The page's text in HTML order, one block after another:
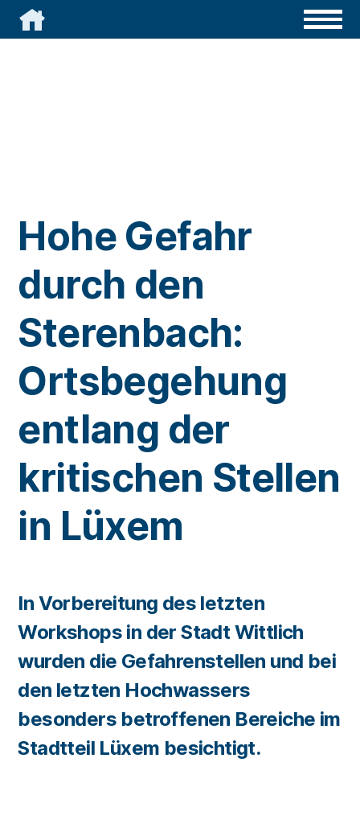

Hohe Gefahr
durch den
Sterenbach:
Ortsbegehung
entlang der
kritischen Stellen
in Lüxem
In Vorbereitung des letzten
Workshops in der Stadt Wittlich
wurden die Gefahrenstellen und bei
den letzten Hochwassers
besonders betroffenen Bereiche im
Stadtteil Lüxem besichtigt.